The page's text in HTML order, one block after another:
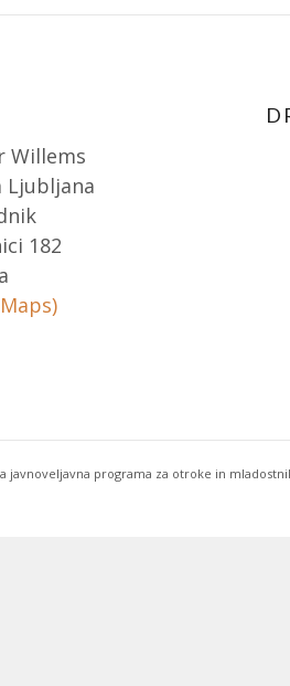
Willems
Ljubljana
182
programa za otroke in